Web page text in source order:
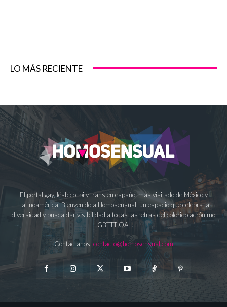
LO MÁS RECIENTE
El portal gay, lésbico, bi y trans en español más visitado de México y
Latinoamérica. Bienvenido a Homosensual, un espacio que celebra la
diversidad y busca dar visibilidad a todas las letras del colorido acrónimo
LGBTTTIQA+.
Contáctanos: contacto@homosensual.com